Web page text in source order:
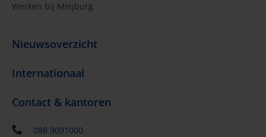
Werken bij Meijburg
Nieuwsoverzicht
Internationaal
Contact & kantoren
088 9091000